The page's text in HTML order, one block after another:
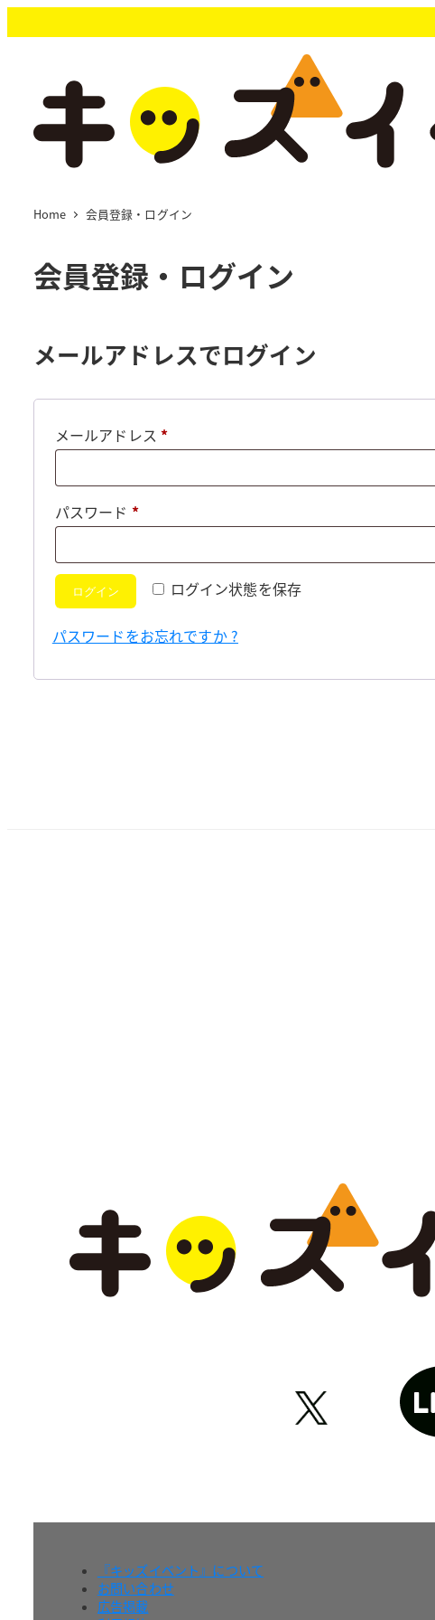
イ
Home 会員登録・ログイン
会員登録・ログイン
メールアドレスでログイン
メールアドレス *必
パスワード *必
ログイン状態を保存
ログイン
パスワードをお忘れですか ?
『キッズイベント』について
お問い合わせ
広告掲載